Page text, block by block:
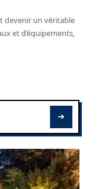
devenir un véritable
et d’équipements,